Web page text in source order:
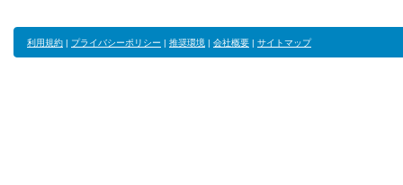
利用規約 | プライバシーポリシー | 推奨環境 | 会社概要 | サイトマップ